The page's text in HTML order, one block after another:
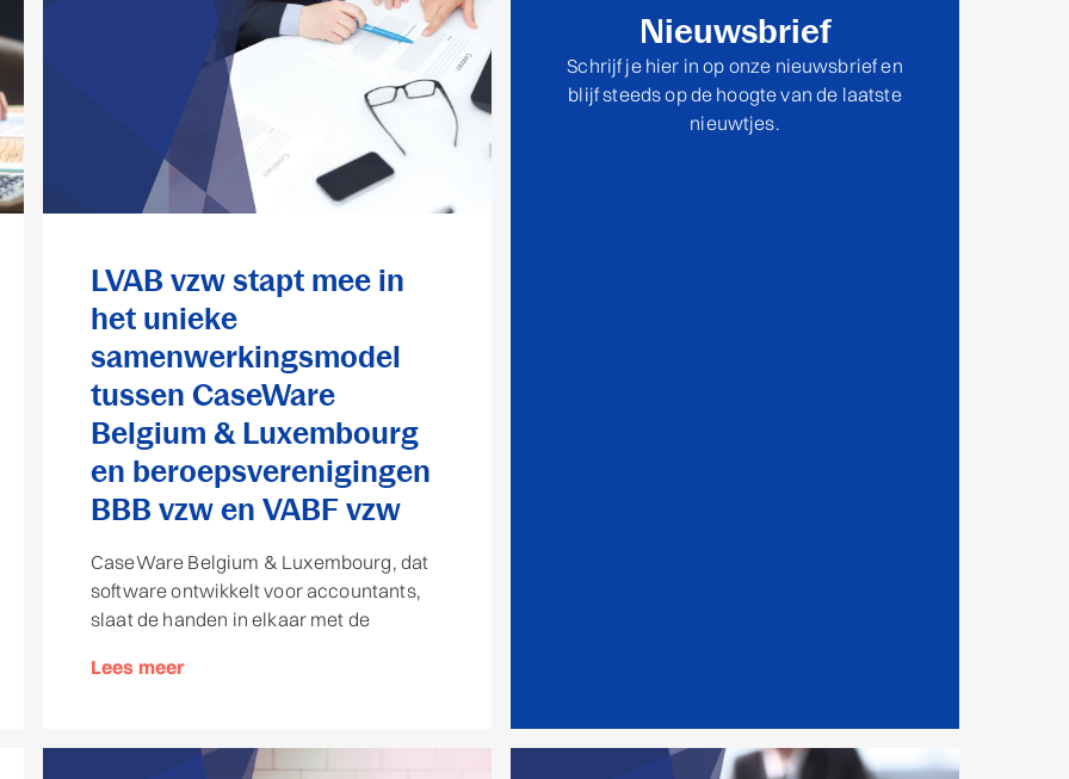
LVAB vzw stapt mee in
het unieke
samenwerkingsmodel
tussen CaseWare
Belgium & Luxembourg
en beroepsverenigingen
BBB vzw en VABF vzw
CaseWare Belgium & Luxembourg, dat
software ontwikkelt voor accountants,
slaat de handen in elkaar met de
Lees meer
Nieuwsbrief
Schrijf je hier in op onze nieuwsbrief en
blijf steeds op de hoogte van de laatste
nieuwtjes.